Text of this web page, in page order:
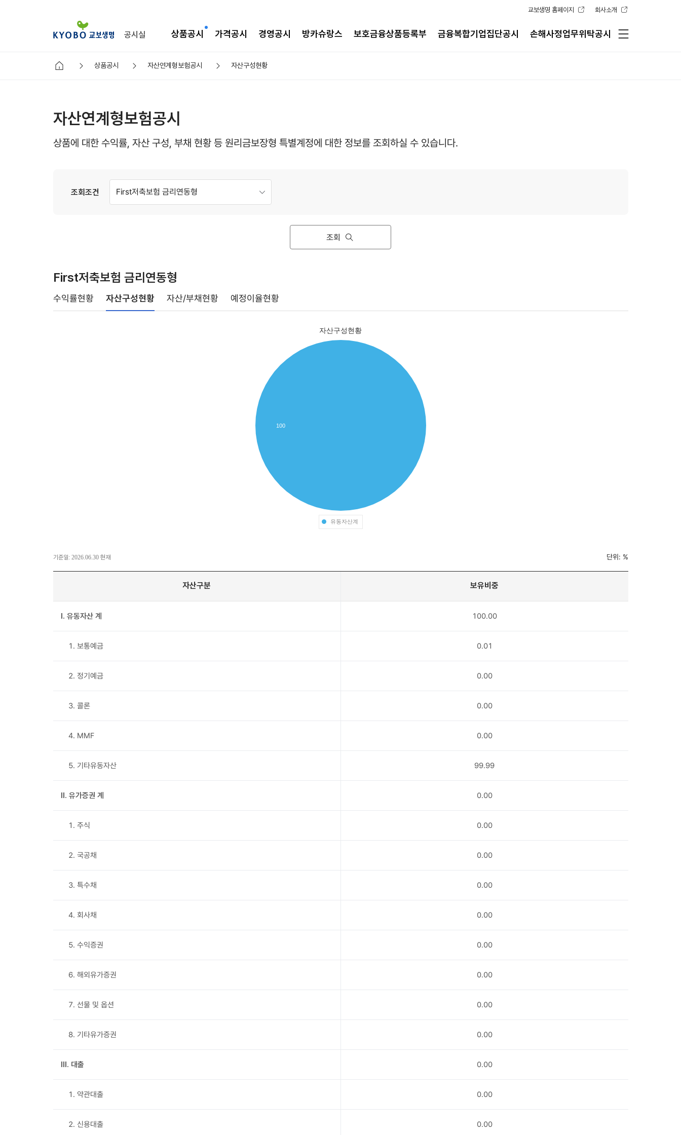
교보생명 홈페이지 회사소개
공시실 상품공시 가격공시 경영공시 방카슈랑스 보호금융상품등록부 금융복합기업집단공시 손해사정업무위탁공시
상품공시 자산연계형보험공시 자산구성현황
자산연계형보험공시
상품에 대한 수익률, 자산 구성, 부채 현황 등 원리금보장형 특별계정에 대한 정보를 조회하실 수 있습니다.
조회조건 First저축보험 금리연동형
조회
First저축보험 금리연동형
수익률현황 자산구성현황 자산/부채현황 예정이율현황
자산구성현황
유동자산계
기준일: 2026.06.30 현재 단위: %
자산구분 보유비중
Ⅰ. 유동자산 계 100.00
1. 보통예금 0.01
2. 정기예금 0.00
3. 콜론 0.00
4. MMF 0.00
5. 기타유동자산 99.99
Ⅱ. 유가증권 계 0.00
1. 주식 0.00
2. 국공채 0.00
3. 특수채 0.00
4. 회사채 0.00
5. 수익증권 0.00
6. 해외유가증권 0.00
7. 선물 및 옵션 0.00
8. 기타유가증권 0.00
Ⅲ. 대출 0.00
1. 약관대출 0.00
2. 신용대출 0.00